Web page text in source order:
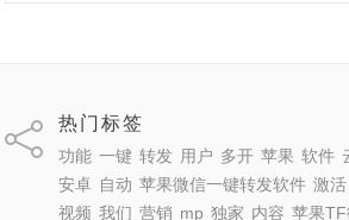
热门标签
功能 一键 转发 用户 多开 苹果 软件
安卓 自动 苹果微信一键转发软件 激活
视频 我们 营销 mp 独家 内容 苹果